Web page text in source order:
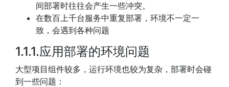
间部署时往往会产生一些冲突。
在数百上千台服务中重复部署，环境不一定一
致，会遇到各种问题
1.1.1.应用部署的环境问题
大型项目组件较多，运行环境也较为复杂，部署时会碰
到一些问题：